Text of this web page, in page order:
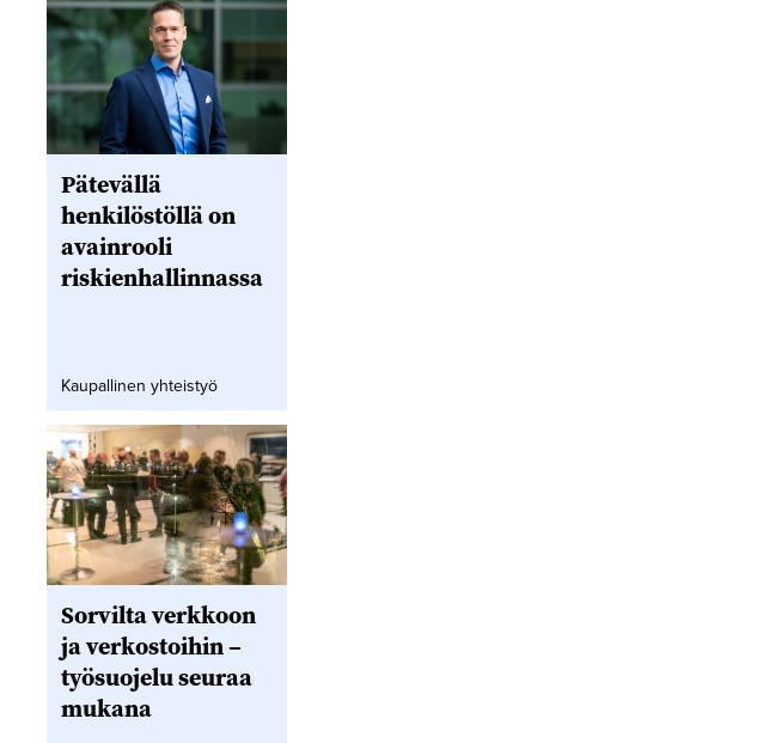
Pätevällä
henkilöstöllä on
avainrooli
riskienhallinnassa
Kaupallinen yhteistyö
Sorvilta verkkoon
ja verkostoihin –
työsuojelu seuraa
mukana